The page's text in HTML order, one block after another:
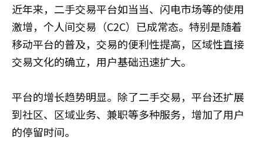
近年来，二手交易平台如当当、闪电市场等的使用
激增，个人间交易（C2C）已成常态。特别是随着
移动平台的普及，交易的便利性提高，区域性直接
交易文化的确立，用户基础迅速扩大。
平台的增长趋势明显。除了二手交易，平台还扩展
到社区、区域业务、兼职等多种服务，增加了用户
的停留时间。